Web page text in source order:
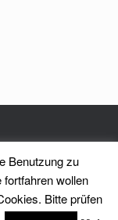
Theme bySiteOrigin
Benutzung zu
wollen
Bitte prüfen